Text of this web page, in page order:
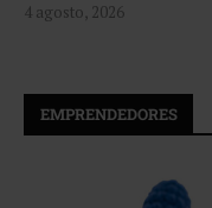
4 agosto, 2026
EMPRENDEDORES